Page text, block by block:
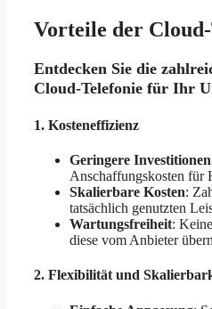
Vorteile der
Entdecken Sie die
Cloud-Telefonie für Ihr
1. Kosteneffizienz
Geringere Investitionen
Anschaffungskosten für
Skalierbare Kosten:
tatsächlich genutzten
Wartungsfreiheit:
diese vom Anbieter
2. Flexibilität und